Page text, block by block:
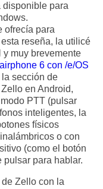
disponible para
ofrecía para
reseña, la utilicé
muy brevemente
6 con /e/OS
sección de
en Android,
PTT (pulsar
inteligentes, la
físicos
o con
(como el botón
pulsar para hablar.
Zello con la